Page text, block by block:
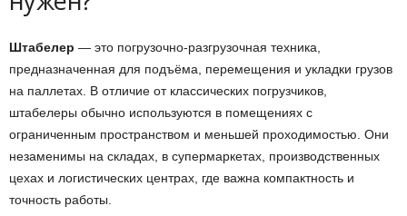
Штабелер — это погрузочно-разгрузочная техника,
предназначенная для подъёма, перемещения и укладки грузов
на паллетах. В отличие от классических погрузчиков,
штабелеры обычно используются в помещениях с
ограниченным пространством и меньшей проходимостью. Они
незаменимы на складах, в супермаркетах, производственных
цехах и логистических центрах, где важна компактность и
точность работы.